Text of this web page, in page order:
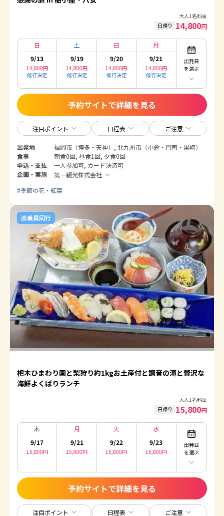
大人1名料金
日帰り 14,800円
日
9/13
14,800円
催行決定
土
9/19
14,800円
催行決定
日
9/20
14,800円
催行決定
月
9/21
14,800円
催行決定
出発日
を選ぶ
予約サイトで詳細を見る
注目ポイント 日程表 ご注意
出発地
福岡市（博多・天神）, 北九州市（小倉・門司・黒崎）
食事
朝食0回, 昼食1回, 夕食0回
申込・支払
一人参加可, カード決済可
企画・実施
第一観光株式会社
#季節の花・紅葉
添乗員同行
杷木ひまわり園と梨狩り約1kgお土産付と調音の滝と贅沢な
海鮮よくばりランチ
大人1名料金
日帰り 15,800円
木
9/17
15,800円
月
9/21
15,800円
火
9/22
15,800円
水
9/23
15,800円
出発日
を選ぶ
予約サイトで詳細を見る
注目ポイント 日程表 ご注意